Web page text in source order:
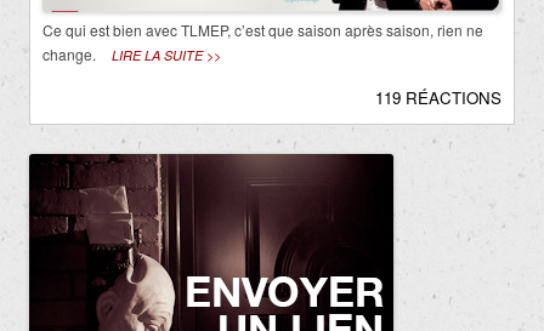
Ce qui est bien avec TLMEP, c’est que saison après saison, rien ne
change.
LIRE LA SUITE >>
119 RÉACTIONS